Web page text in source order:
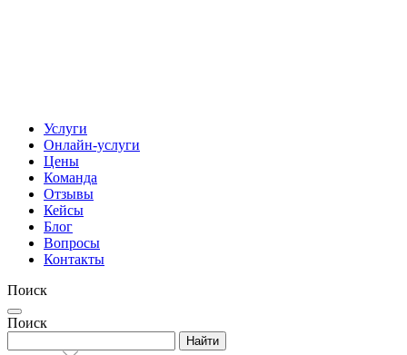
Услуги
Онлайн-услуги
Цены
Команда
Отзывы
Кейсы
Блог
Вопросы
Контакты
Поиск
Поиск
Найти